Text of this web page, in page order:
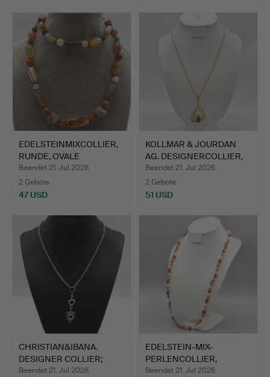
EDELSTEINMIXCOLLIER,
RUNDE, OVALE
POLIERTE…
Beendet 21. Jul 2026
2 Gebote
47 USD
KOLLMAR & JOURDAN
AG. DESIGNERCOLLIER,
AME…
Beendet 21. Jul 2026
2 Gebote
51 USD
CHRISTIAN&IBANA.
DESIGNER COLLIER;
STERLIN…
Beendet 21. Jul 2026
EDELSTEIN-MIX-
PERLENCOLLIER,
POLIERTE PERL…
Beendet 21. Jul 2026